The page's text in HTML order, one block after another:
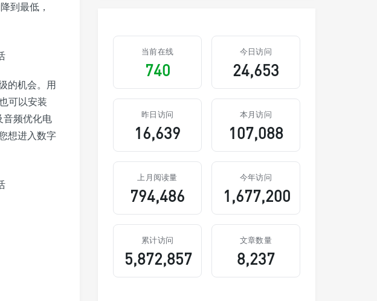
到最低，
的机会。用
可以安装
音频优化电
想进入数字
当前在线
740
今日访问
24,653
昨日访问
16,639
本月访问
107,088
上月阅读量
794,486
今年访问
1,677,200
累计访问
5,872,857
文章数量
8,237